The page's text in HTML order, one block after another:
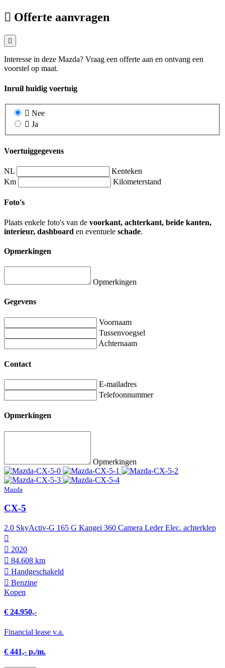
Offerte aanvragen
Interesse in deze Mazda? Vraag een offerte aan en ontvang een
voorstel op maat.
Inruil huidig voertuig
Nee
Ja
Voertuiggegevens
NL
Kenteken
Km
Kilometerstand
Foto's
Plaats enkele foto's van de voorkant, achterkant, beide kanten,
interieur, dashboard en eventuele schade.
Opmerkingen
Opmerkingen
Gegevens
Voornaam
Tussenvoegsel
Achternaam
Contact
E-mailadres
Telefoonnummer
Opmerkingen
Opmerkingen
Mazda
CX-5
2.0 SkyActiv-G 165 G Kangei 360 Camera Leder Elec. achterklep
2020
84.608 km
Hand­geschakeld
Benzine
Kopen
€ 24.950,-
Financial lease v.a.
€ 441,- p./m.